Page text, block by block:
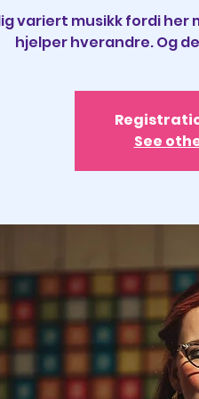
variert musikk fordi her
hjelper hverandre. Og
See